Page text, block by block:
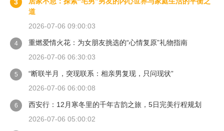
3
道
2026-07-06 09:00:03
4
重燃爱情火花：为女朋友挑选的“心情复原”礼物指南
2026-07-06 06:30:03
5
“断联半月，突现联系：相亲男复现，只问现状”
2026-07-06 06:00:08
6
西安行：12月寒冬里的千年古韵之旅，5日完美行程规划
2026-07-06 05:00:02